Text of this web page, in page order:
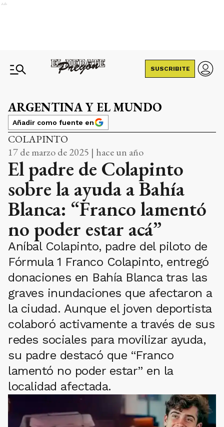
Ads
SUSCRIBITE
ARGENTINA Y EL MUNDO
Añadir como fuente en
COLAPINTO
17 de marzo de 2025 | hace un año
El padre de Colapinto
sobre la ayuda a Bahía
Blanca: “Franco lamentó
no poder estar acá”
Aníbal Colapinto, padre del piloto de
Fórmula 1 Franco Colapinto, entregó
donaciones en Bahía Blanca tras las
graves inundaciones que afectaron a
la ciudad. Aunque el joven deportista
colaboró activamente a través de sus
redes sociales para movilizar ayuda,
su padre destacó que “Franco
lamentó no poder estar” en la
localidad afectada.